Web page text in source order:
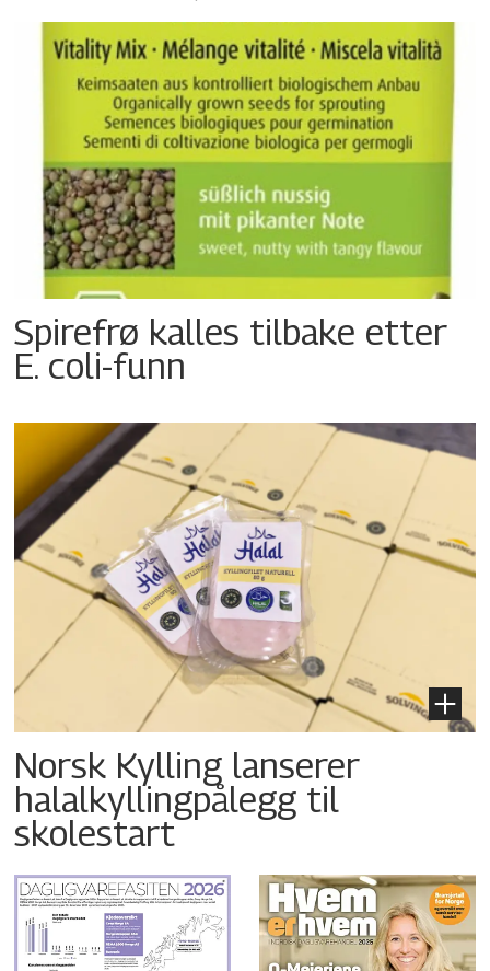
Spirefrø kalles tilbake etter
E. coli-funn
Norsk Kylling lanserer
halalkyllingpålegg til
skolestart